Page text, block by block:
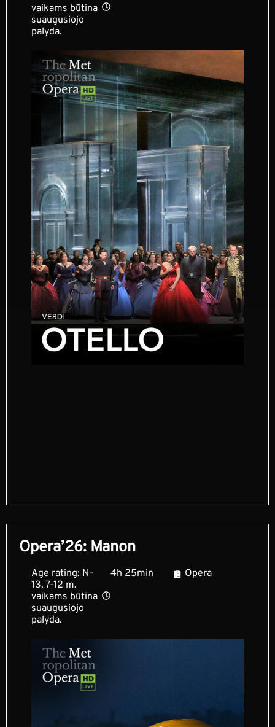
vaikams būtina
suaugusiojo
palyda.
Opera’26: Manon
Age rating: N-
13. 7-12 m.
vaikams būtina
suaugusiojo
palyda.
4h 25min Opera